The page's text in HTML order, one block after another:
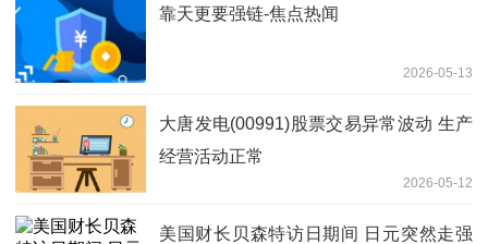
靠天更要强链-焦点热闻
2026-05-13
大唐发电(00991)股票交易异常波动 生产
经营活动正常
2026-05-12
美国财长贝森特访日期间 日元突然走强